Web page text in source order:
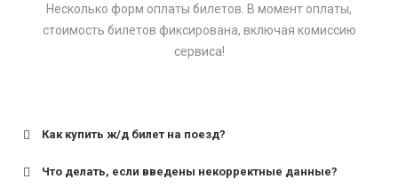
Несколько форм оплаты билетов. В момент оплаты,
стоимость билетов фиксирована, включая комиссию
сервиса!
Как купить ж/д билет на поезд?
Что делать, если введены некорректные данные?